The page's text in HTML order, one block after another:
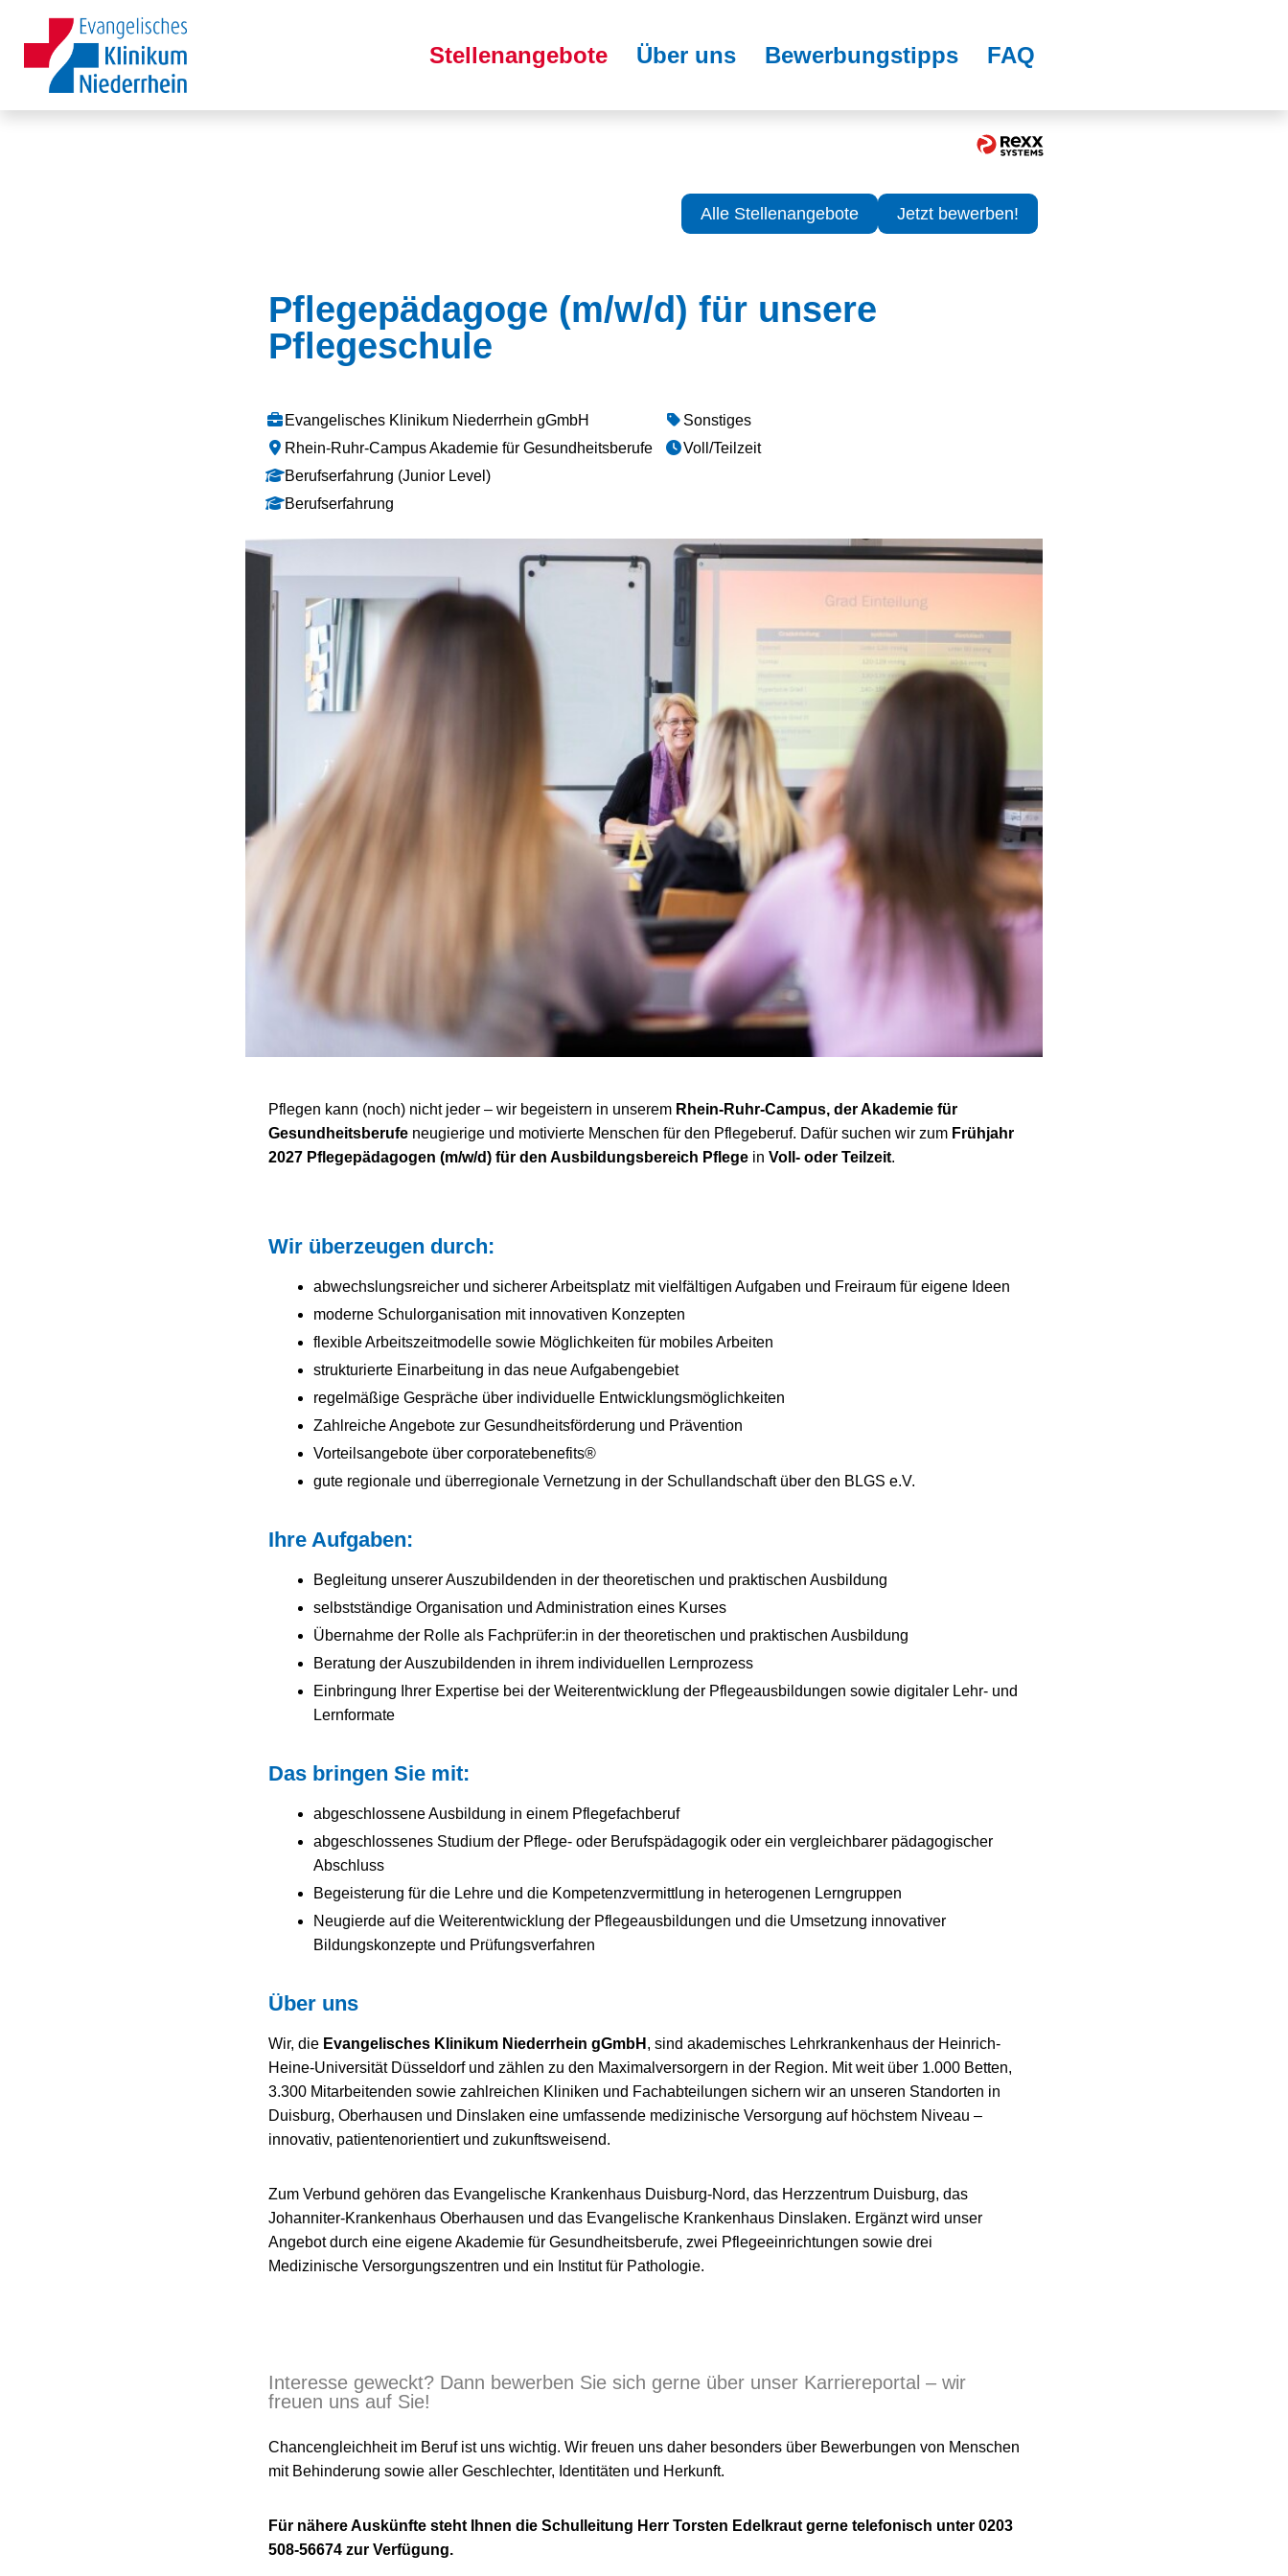
Stellenangebote Über uns Bewerbungstipps FAQ
Alle Stellenangebote Jetzt bewerben!
Pflegepädagoge (m/w/d) für unsere
Pflegeschule
Evangelisches Klinikum Niederrhein gGmbH
Rhein-Ruhr-Campus Akademie für Gesundheitsberufe
Berufserfahrung (Junior Level)
Berufserfahrung
Sonstiges
Voll/Teilzeit
Pflegen kann (noch) nicht jeder – wir begeistern in unserem Rhein-Ruhr-Campus, der Akademie für
Gesundheitsberufe neugierige und motivierte Menschen für den Pflegeberuf. Dafür suchen wir zum Frühjahr
2027 Pflegepädagogen (m/w/d) für den Ausbildungsbereich Pflege in Voll- oder Teilzeit.
Wir überzeugen durch:
abwechslungsreicher und sicherer Arbeitsplatz mit vielfältigen Aufgaben und Freiraum für eigene Ideen
moderne Schulorganisation mit innovativen Konzepten
flexible Arbeitszeitmodelle sowie Möglichkeiten für mobiles Arbeiten
strukturierte Einarbeitung in das neue Aufgabengebiet
regelmäßige Gespräche über individuelle Entwicklungsmöglichkeiten
Zahlreiche Angebote zur Gesundheitsförderung und Prävention
Vorteilsangebote über corporatebenefits®
gute regionale und überregionale Vernetzung in der Schullandschaft über den BLGS e.V.
Ihre Aufgaben:
Begleitung unserer Auszubildenden in der theoretischen und praktischen Ausbildung
selbstständige Organisation und Administration eines Kurses
Übernahme der Rolle als Fachprüfer:in in der theoretischen und praktischen Ausbildung
Beratung der Auszubildenden in ihrem individuellen Lernprozess
Einbringung Ihrer Expertise bei der Weiterentwicklung der Pflegeausbildungen sowie digitaler Lehr- und
Lernformate
Das bringen Sie mit:
abgeschlossene Ausbildung in einem Pflegefachberuf
abgeschlossenes Studium der Pflege- oder Berufspädagogik oder ein vergleichbarer pädagogischer
Abschluss
Begeisterung für die Lehre und die Kompetenzvermittlung in heterogenen Lerngruppen
Neugierde auf die Weiterentwicklung der Pflegeausbildungen und die Umsetzung innovativer
Bildungskonzepte und Prüfungsverfahren
Über uns
Wir, die Evangelisches Klinikum Niederrhein gGmbH , sind akademisches Lehrkrankenhaus der Heinrich-
Heine-Universität Düsseldorf und zählen zu den Maximalversorgern in der Region. Mit weit über 1.000 Betten,
3.300 Mitarbeitenden sowie zahlreichen Kliniken und Fachabteilungen sichern wir an unseren Standorten in
Duisburg, Oberhausen und Dinslaken eine umfassende medizinische Versorgung auf höchstem Niveau –
innovativ, patientenorientiert und zukunftsweisend.
Zum Verbund gehören das Evangelische Krankenhaus Duisburg-Nord, das Herzzentrum Duisburg, das
Johanniter-Krankenhaus Oberhausen und das Evangelische Krankenhaus Dinslaken. Ergänzt wird unser
Angebot durch eine eigene Akademie für Gesundheitsberufe, zwei Pflegeeinrichtungen sowie drei
Medizinische Versorgungszentren und ein Institut für Pathologie.
Interesse geweckt? Dann bewerben Sie sich gerne über unser Karriereportal – wir
freuen uns auf Sie!
Chancengleichheit im Beruf ist uns wichtig. Wir freuen uns daher besonders über Bewerbungen von Menschen
mit Behinderung sowie aller Geschlechter, Identitäten und Herkunft.
Für nähere Auskünfte steht Ihnen die Schulleitung Herr Torsten Edelkraut gerne telefonisch unter 0203
508-56674 zur Verfügung.